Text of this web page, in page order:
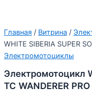
Главная / Витрина /
WHITE SIBERIA SUPER
Электромотоциклы
Электромотоцикл
TC WANDERER